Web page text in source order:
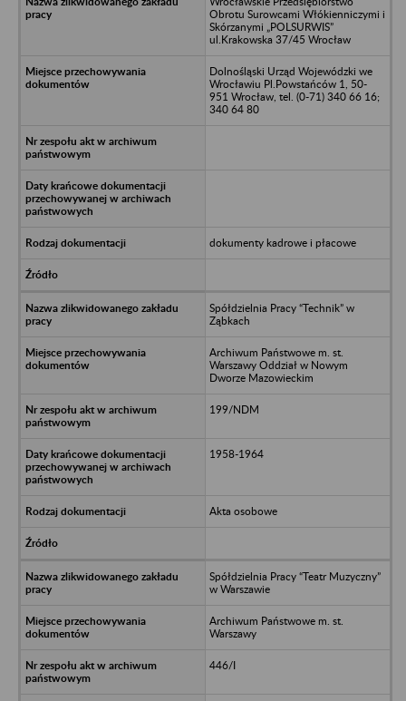
Obrotu Surowcami Włókienniczymi i
Skórzanymi „POLSURWIS”
ul.Krakowska 37/45 Wrocław
Dolnośląski Urząd Wojewódzki we
Wrocławiu Pl.Powstańców 1, 50-
951 Wrocław, tel. (0-71) 340 66 16;
340 64 80
dokumenty kadrowe i płacowe
Spółdzielnia Pracy “Technik” w
Ząbkach
Archiwum Państwowe m. st.
Warszawy Oddział w Nowym
Dworze Mazowieckim
199/NDM
1958-1964
Akta osobowe
Spółdzielnia Pracy “Teatr Muzyczny”
w Warszawie
Archiwum Państwowe m. st.
Warszawy
446/I